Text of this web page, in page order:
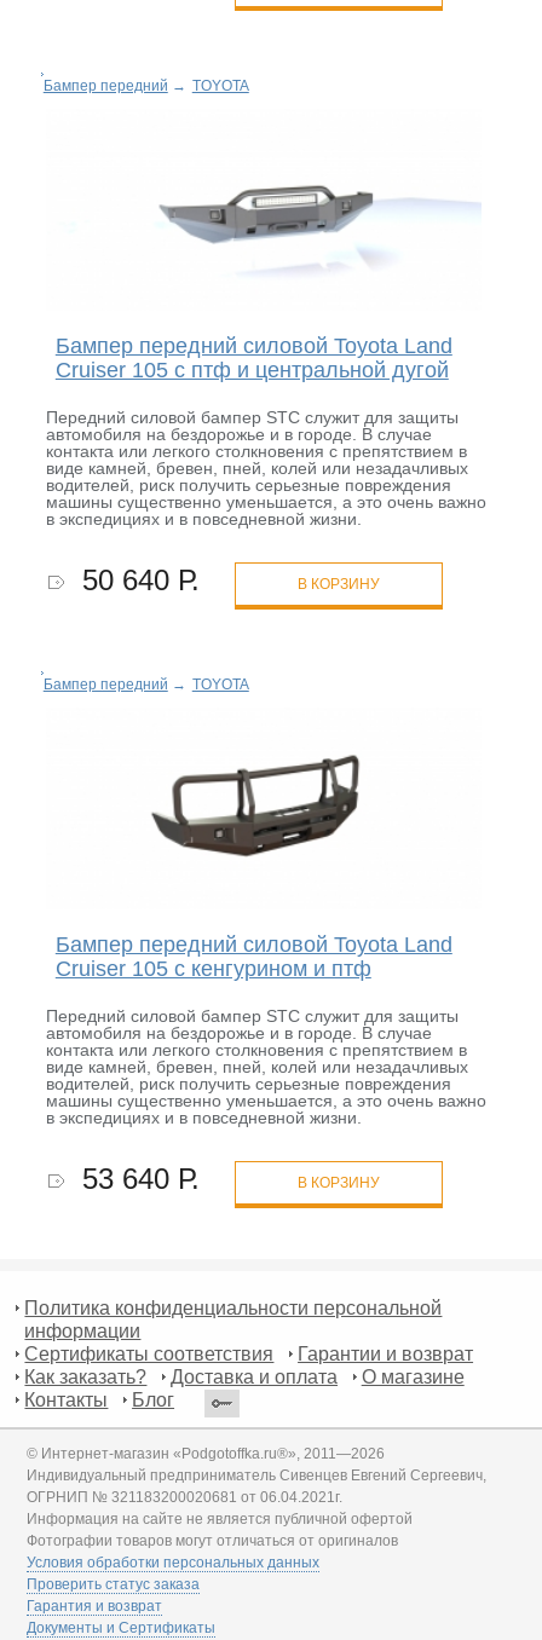
Бампер передний → TOYOTA
Бампер передний силовой Toyota Land
Cruiser 105 с птф и центральной дугой
Передний силовой бампер STC служит для защиты
автомобиля на бездорожье и в городе. В случае
контакта или легкого столкновения с препятствием в
виде камней, бревен, пней, колей или незадачливых
водителей, риск получить серьезные повреждения
машины существенно уменьшается, а это очень важно
в экспедициях и в повседневной жизни.
50 640 Р. В КОРЗИНУ
Бампер передний → TOYOTA
Бампер передний силовой Toyota Land
Cruiser 105 с кенгурином и птф
Передний силовой бампер STC служит для защиты
автомобиля на бездорожье и в городе. В случае
контакта или легкого столкновения с препятствием в
виде камней, бревен, пней, колей или незадачливых
водителей, риск получить серьезные повреждения
машины существенно уменьшается, а это очень важно
в экспедициях и в повседневной жизни.
53 640 Р. В КОРЗИНУ
Политика конфиденциальности персональной
информации
Сертификаты соответствия
Гарантии и возврат
Как заказать?
Доставка и оплата
О магазине
Контакты
Блог
© Интернет-магазин «Podgotoffka.ru®», 2011—2026
Индивидуальный предприниматель Сивенцев Евгений Сергеевич,
ОГРНИП № 321183200020681 от 06.04.2021г.
Информация на сайте не является публичной офертой
Фотографии товаров могут отличаться от оригиналов
Условия обработки персональных данных
Проверить статус заказа
Гарантия и возврат
Документы и Сертификаты